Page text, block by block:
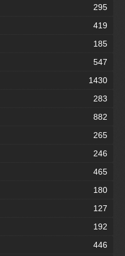
295
419
185
547
1430
283
882
265
246
465
180
127
192
446